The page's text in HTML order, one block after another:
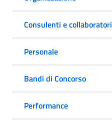
Consulenti e collaboratori
Personale
Bandi di Concorso
Performance